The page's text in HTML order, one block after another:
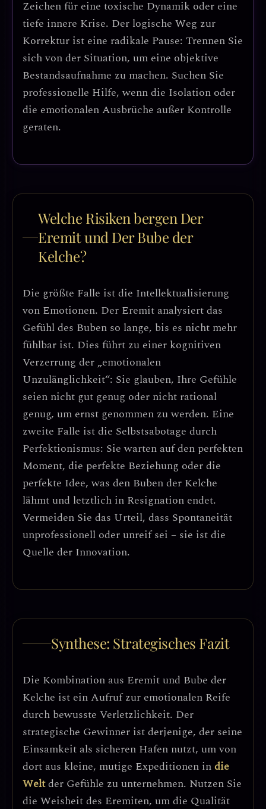
Zeichen für eine toxische Dynamik oder eine
tiefe innere Krise. Der logische Weg zur
Korrektur ist eine radikale Pause: Trennen Sie
sich von der Situation, um eine objektive
Bestandsaufnahme zu machen. Suchen Sie
professionelle Hilfe, wenn die Isolation oder
die emotionalen Ausbrüche außer Kontrolle
geraten.
Welche Risiken bergen Der
Eremit und Der Bube der
Kelche?
Die größte Falle ist die Intellektualisierung
von Emotionen. Der Eremit analysiert das
Gefühl des Buben so lange, bis es nicht mehr
fühlbar ist. Dies führt zu einer kognitiven
Verzerrung der „emotionalen
Unzulänglichkeit“: Sie glauben, Ihre Gefühle
seien nicht gut genug oder nicht rational
genug, um ernst genommen zu werden. Eine
zweite Falle ist die Selbstsabotage durch
Perfektionismus: Sie warten auf den perfekten
Moment, die perfekte Beziehung oder die
perfekte Idee, was den Buben der Kelche
lähmt und letztlich in Resignation endet.
Vermeiden Sie das Urteil, dass Spontaneität
unprofessionell oder unreif sei – sie ist die
Quelle der Innovation.
Synthese: Strategisches Fazit
Die Kombination aus Eremit und Bube der
Kelche ist einAufruf zur emotionalen Reife
durch bewusste Verletzlichkeit. Der
strategische Gewinner ist derjenige, der seine
Einsamkeit als sicheren Hafen nutzt, um von
dort aus kleine, mutige Expeditionen indie
Weltder Gefühle zu unternehmen. Nutzen Sie
die Weisheit des Eremiten, um die Qualität